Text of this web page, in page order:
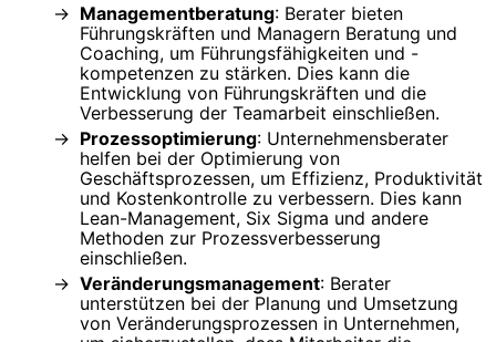
Managementberatung: Berater bieten
Führungskräften und Managern Beratung und
Coaching, um Führungsfähigkeiten und -
kompetenzen zu stärken. Dies kann die
Entwicklung von Führungskräften und die
Verbesserung der Teamarbeit einschließen.
Prozessoptimierung: Unternehmensberater
helfen bei der Optimierung von
Geschäftsprozessen, um Effizienz, Produktivität
und Kostenkontrolle zu verbessern. Dies kann
Lean-Management, Six Sigma und andere
Methoden zur Prozessverbesserung
einschließen.
Veränderungsmanagement: Berater
unterstützen bei der Planung und Umsetzung
von Veränderungsprozessen in Unternehmen,